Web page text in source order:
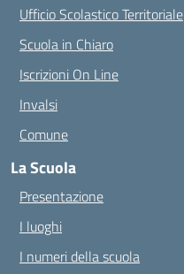
Ufficio Scolastico Territoriale
Scuola in Chiaro
Iscrizioni On Line
Invalsi
Comune
La Scuola
Presentazione
I luoghi
I numeri della scuola